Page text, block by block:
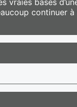
continuer